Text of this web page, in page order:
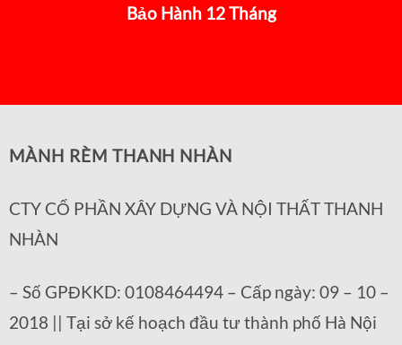
Bảo Hành 12 Tháng
MÀNH RÈM THANH NHÀN
CTY CỔ PHẦN XÂY DỰNG VÀ NỘI THẤT THANH
NHÀN
– Số GPĐKKD: 0108464494 – Cấp ngày: 09 – 10 –
2018 || Tại sở kế hoạch đầu tư thành phố Hà Nội